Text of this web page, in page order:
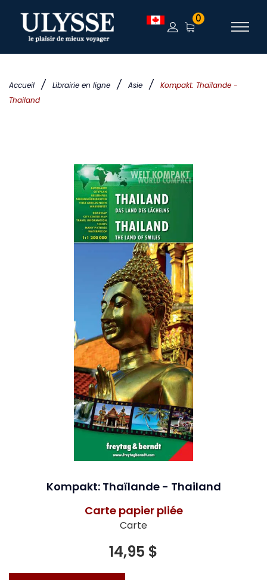
Accueil / Librairie en ligne / Asie /
Kompakt: Thaïlande -
Thailand
0
Kompakt: Thaïlande - Thailand
Carte papier pliée
Carte
14,95 $